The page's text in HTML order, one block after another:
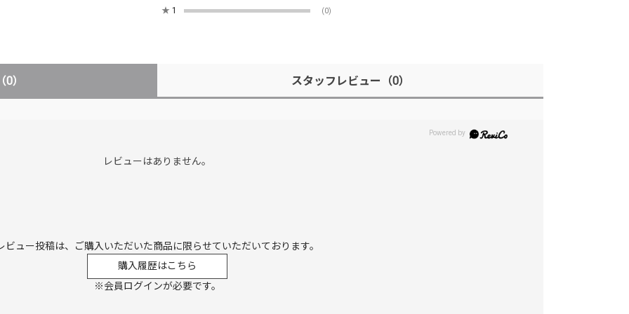
★ 1 (0)
（0） スタッフレビュー （0）
レビューはありません。
ビュー投稿は、ご購入いただいた商品に限らせていただいております。
購入履歴はこちら
※会員ログインが必要です。